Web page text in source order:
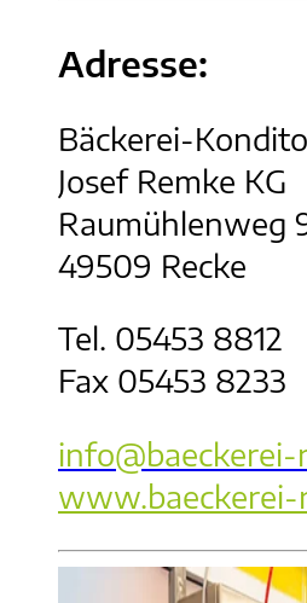
Adresse:
Bäckerei-
Josef Remke KG
Raumühlenweg
49509 Recke
Tel. 05453 8812
Fax 05453 8233
info@baeckerei-
www.baeckerei-